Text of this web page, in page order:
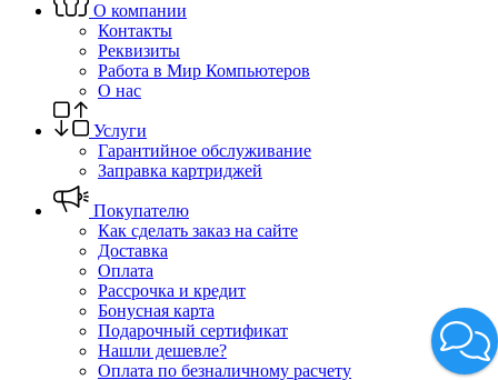
О компании
Контакты
Реквизиты
Работа в Мир Компьютеров
О нас
Услуги
Гарантийное обслуживание
Заправка картриджей
Покупателю
Как сделать заказ на сайте
Доставка
Оплата
Рассрочка и кредит
Бонусная карта
Подарочный сертификат
Нашли дешевле?
Оплата по безналичному расчету